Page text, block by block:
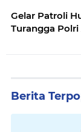
Gelar Patroli
Turangga
Berita